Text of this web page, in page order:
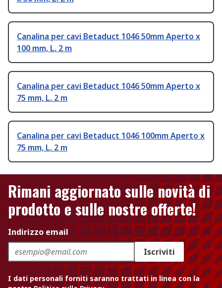
Canalina per cavi Betaduct 1046 50mm Aperto x
100 mm, L. 2 m
Canalina per cavi Betaduct 1046 50mm Aperto x
75 mm, L. 2 m
Canalina per cavi Betaduct 1046 100mm Aperto x
75 mm, L. 2 m
Rimani aggiornato sulle novità di
prodotto e sulle nostre offerte!
Indirizzo email
Iscriviti
I dati personali forniti saranno trattati in linea con la